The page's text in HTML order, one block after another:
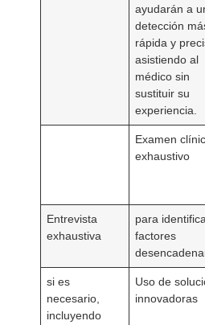
ayudarán a
detección
rápida y
asistiendo al
médico sin
sustituir su
experiencia.
Examen
exhaustivo
Entrevista
exhaustiva
para
factores
si es
necesario,
incluyendo
Uso de
innovadoras